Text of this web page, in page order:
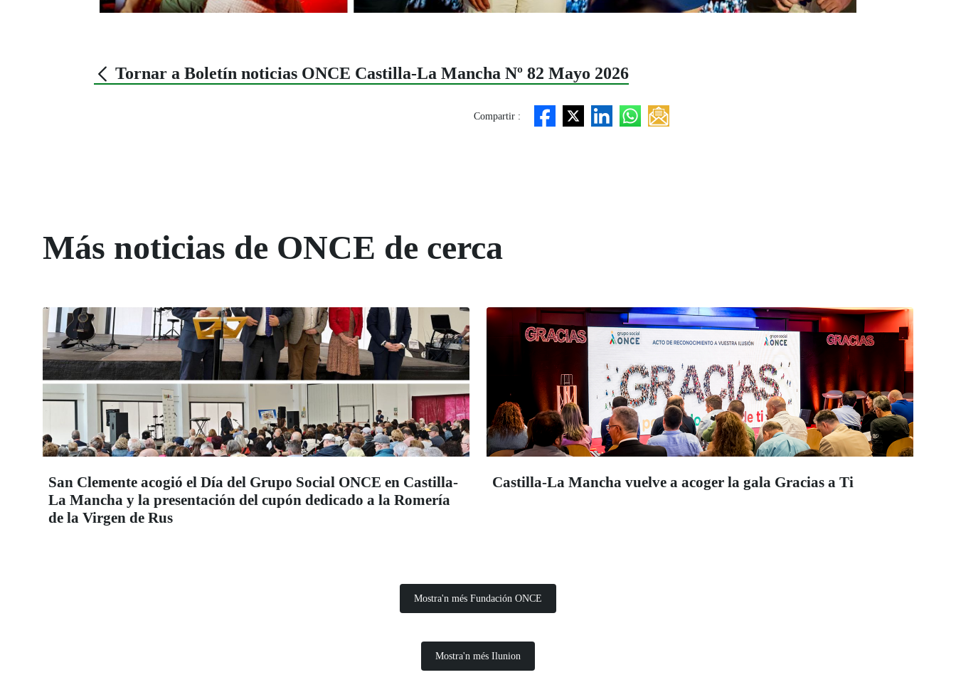
Tornar a Boletín noticias ONCE Castilla-La Mancha Nº 82 Mayo 2026
Compartir :
Más noticias de ONCE de cerca
San Clemente acogió el Día del Grupo Social ONCE en Castilla-
La Mancha y la presentación del cupón dedicado a la Romería
de la Virgen de Rus
Castilla-La Mancha vuelve a acoger la gala Gracias a Ti
Mostra'n més Fundación ONCE
Mostra'n més Ilunion